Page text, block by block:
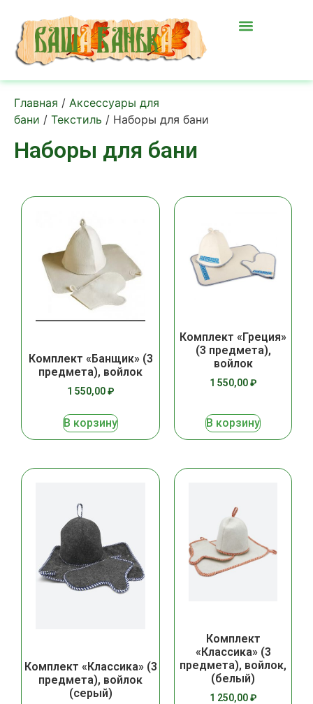
Главная / Аксессуары для
бани / Текстиль / Наборы для бани
Наборы для бани
Комплект «Банщик» (3
предмета), войлок
1 550,00₽
В корзину
Комплект «Греция»
(3 предмета),
войлок
1 550,00₽
В корзину
Комплект «Классика» (3
предмета), войлок
(серый)
Комплект
«Классика» (3
предмета), войлок,
(белый)
1 250,00₽